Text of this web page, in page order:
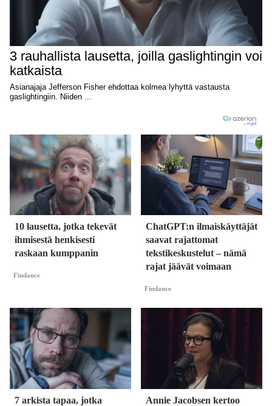
10 lausetta, jotka tekevät
ihmisestä henkisesti
raskaan kumppanin
Findance
ChatGPT:n ilmaiskäyttäjät
saavat rajattomat
tekstikeskustelut – nämä
rajat jäävät voimaan
Findance
7 arkista tapaa, jotka
Annie Jacobsen kertoo